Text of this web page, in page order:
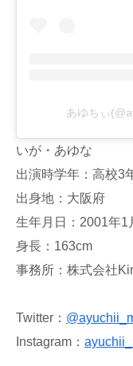
あゆちぃ
いが・あゆな
出演時学年：高校3
出身地：大阪府
生年月日：2001年1
身長：163cm
事務所：株式会社
Twitter：
Instagram：